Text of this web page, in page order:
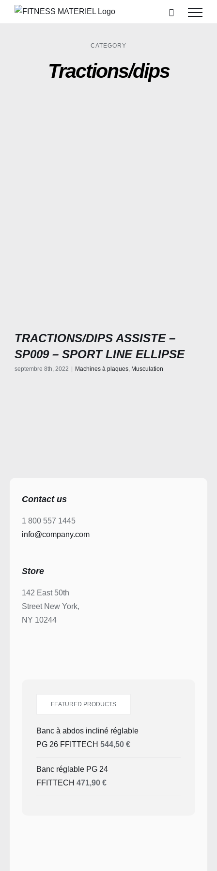
Passer
CATEGORY
Tractions/dips
TRACTIONS/DIPS ASSISTE –
SP009 – SPORT LINE ELLIPSE
septembre 8th, 2022 Machines à plaques, Musculation
Contact us
1 800 557 1445
info@company.com
Store
142 East 50th
Street New York,
NY 10244
FEATURED PRODUCTS
Banc à abdos incliné réglable
PG 26 FFITTECH 544,50€
Banc réglable PG 24
FFITTECH 471,90€